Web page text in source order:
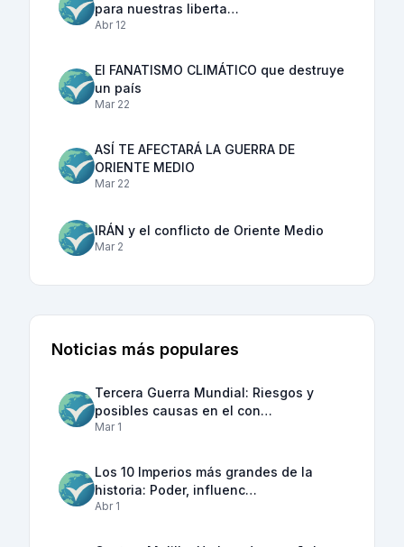
para nuestras liberta…
Abr 12
El FANATISMO CLIMÁTICO que destruye
un país
Mar 22
ASÍ TE AFECTARÁ LA GUERRA DE
ORIENTE MEDIO
Mar 22
IRÁN y el conflicto de Oriente Medio
Mar 2
Noticias más populares
Tercera Guerra Mundial: Riesgos y
posibles causas en el con…
Mar 1
Los 10 Imperios más grandes de la
historia: Poder, influenc…
Abr 1